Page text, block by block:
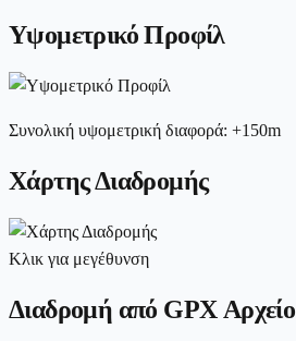
Υψομετρικό Προφίλ
Συνολική υψομετρική διαφορά: +150m
Χάρτης Διαδρομής
Κλικ για μεγέθυνση
Διαδρομή από GPX Αρχείο